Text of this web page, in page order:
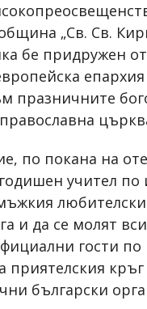
„Св. Св.
бе придружен
празничните
православна
по покана на
учител
и да се молят
гости
български